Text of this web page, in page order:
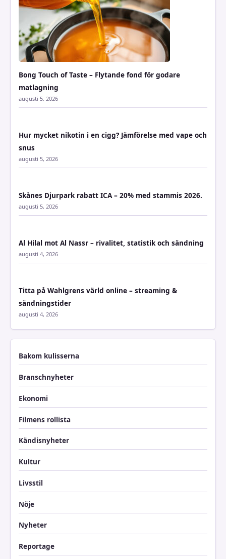
Bong Touch of Taste – Flytande fond för godare
matlagning
augusti 5, 2026
Hur mycket nikotin i en cigg? Jämförelse med vape och
snus
augusti 5, 2026
Skånes Djurpark rabatt ICA – 20% med stammis 2026.
augusti 5, 2026
Al Hilal mot Al Nassr – rivalitet, statistik och sändning
augusti 4, 2026
Titta på Wahlgrens värld online – streaming &
sändningstider
augusti 4, 2026
Bakom kulisserna
Branschnyheter
Ekonomi
Filmens rollista
Kändisnyheter
Kultur
Livsstil
Nöje
Nyheter
Reportage